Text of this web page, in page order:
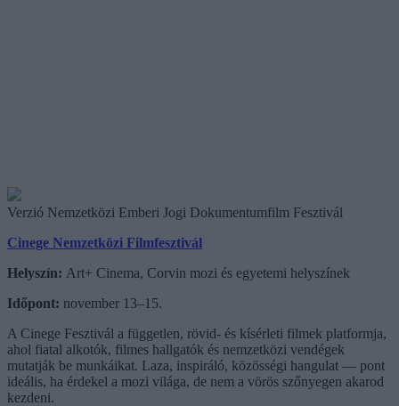
Verzió Nemzetközi Emberi Jogi Dokumentumfilm Fesztivál
Cinege Nemzetközi Filmfesztivál
Helyszín: Art+ Cinema, Corvin mozi és egyetemi helyszínek
Időpont: november 13–15.
A Cinege Fesztivál a független, rövid- és kísérleti filmek platformja,
ahol fiatal alkotók, filmes hallgatók és nemzetközi vendégek
mutatják be munkáikat. Laza, inspiráló, közösségi hangulat — pont
ideális, ha érdekel a mozi világa, de nem a vörös szőnyegen akarod
kezdeni.